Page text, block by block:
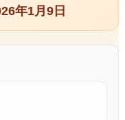
年1月9日